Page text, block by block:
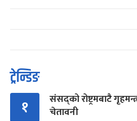
ट्रेन्डिङ
१
संसद्को रोष्ट्रमबाटै
चेतावनी